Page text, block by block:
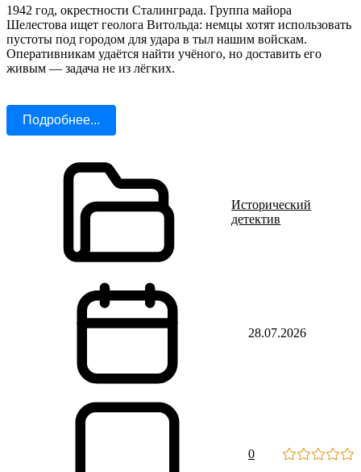
1942 год, окрестности Сталинграда. Группа майора
Шелестова ищет геолога Витольда: немцы хотят использовать
пустоты под городом для удара в тыл нашим войскам.
Оперативникам удаётся найти учёного, но доставить его
живым — задача не из лёгких.
Подробнее...
Исторический
детектив
28.07.2026
0